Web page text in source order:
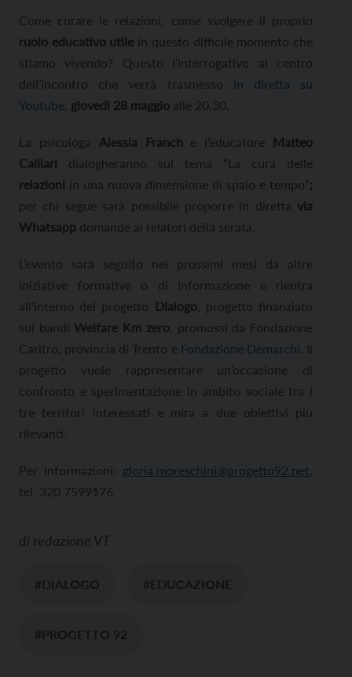
Come curare le relazioni, come svolgere il proprio
ruolo educativo utile in questo difficile momento che
stiamo vivendo? Questo l’interrogativo al centro
dell’incontro che verrà trasmesso in diretta su
Youtube, giovedì 28 maggio alle 20.30.
La psicologa Alessia Franch e l’educatore
Matteo
Calliari dialogheranno sul tema “La cura delle
relazioni in una nuova dimensione di spaio e tempo”;
per chi segue sarà possibile proporre in diretta via
Whatsapp domande ai relatori della serata.
L’evento sarà seguito nei prossimi mesi da altre
iniziative formative o di informazione e rientra
all’interno del progetto Dialogo, progetto finanziato
sui bandi Welfare Km zero, promossi da Fondazione
Caritro, provincia di Trento e Fondazione Demarchi. Il
progetto vuole rappresentare un’occasione di
confronto e sperimentazione in ambito sociale tra i
tre territori interessati e mira a due obiettivi più
rilevanti.
Per informazioni: gloria.moreschini@progetto92.net,
tel. 320 7599176
di redazione VT
#DIALOGO #EDUCAZIONE
#PROGETTO 92